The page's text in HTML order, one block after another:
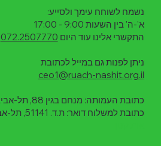
נשמח לשוחח עימך ולסייע:
א'-ה' בין השעות 9:00 - 17:00
התקשרי אלינו עוד היום 072.2507770
ניתן לפנות גם במייל לכתובת
ceo1@ruach-nashit.org.il
כתובת העמותה: מנחם בגין 88, תל-אביב.
כתובת למשלוח דואר: ת.ד. 51141, תל-אביב, 6713813.